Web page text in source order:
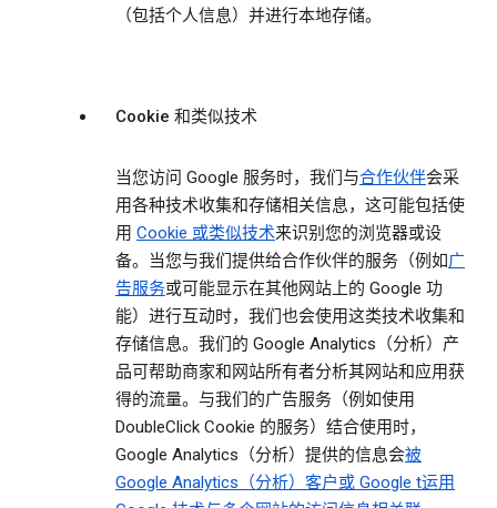
（包括个人信息）并进行本地存储。
Cookie 和类似技术
当您访问 Google 服务时，我们与合作伙伴会采
用各种技术收集和存储相关信息，这可能包括使
用 Cookie 或类似技术来识别您的浏览器或设
备。当您与我们提供给合作伙伴的服务（例如广
告服务或可能显示在其他网站上的 Google 功
能）进行互动时，我们也会使用这类技术收集和
存储信息。我们的 Google Analytics（分析）产
品可帮助商家和网站所有者分析其网站和应用获
得的流量。与我们的广告服务（例如使用
DoubleClick Cookie 的服务）结合使用时，
Google Analytics（分析）提供的信息会被
Google Analytics（分析）客户或 Google t运用